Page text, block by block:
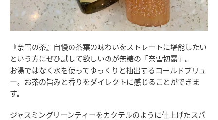
『奈雪の茶』自慢の茶葉の味わいをストレートに堪能したい
という方にぜひ試して欲しいのが無糖の「奈雪初露」。
お湯ではなく水を使ってゆっくりと抽出するコールドブリュ
ー。お茶の旨みと香りをダイレクトに感じることができま
す。
ジャスミングリーンティーをカクテルのように仕上げたスパ